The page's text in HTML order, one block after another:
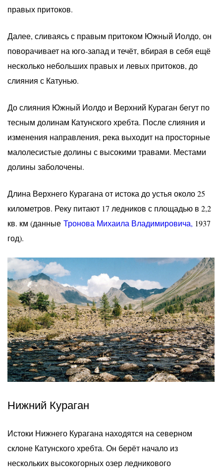
правых притоков.
Далее, сливаясь с правым притоком Южный Иолдо, он
поворачивает на юго-запад и течёт, вбирая в себя ещё
несколько небольших правых и левых притоков, до
слияния с Катунью.
До слияния Южный Иолдо и Верхний Кураган бегут по
тесным долинам Катунского хребта. После слияния и
изменения направления, река выходит на просторные
малолесистые долины с высокими травами. Местами
долины заболочены.
Длина Верхнего Курагана от истока до устья около 25
километров. Реку питают 17 ледников с площадью в 2,2
кв. км (данные Тронова Михаила Владимировича, 1937
год).
Нижний Кураган
Истоки Нижнего Курагана находятся на северном
склоне Катунского хребта. Он берёт начало из
нескольких высокогорных озер ледникового